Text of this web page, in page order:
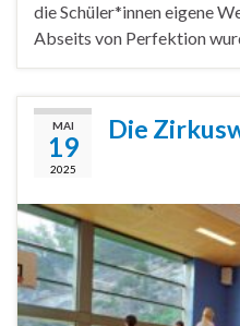
die Schüler*innen eigene
Abseits von Perfektion
MAI
19
2025
Die